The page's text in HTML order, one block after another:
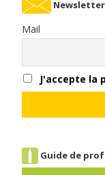
Mail
J'accepte la
Guide de